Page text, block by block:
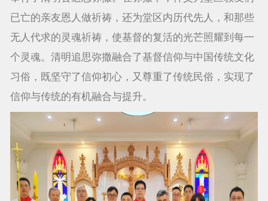
已亡的亲友恩人做祈祷，还为堂区内历代先人，和那些
无人代求的灵魂祈祷，使基督的复活的光芒照耀到每一
个灵魂。清明追思弥撒融合了基督信仰与中国传统文化
习俗，既坚守了信仰初心，又尊重了传统民俗，实现了
信仰与传统的有机融合与提升。